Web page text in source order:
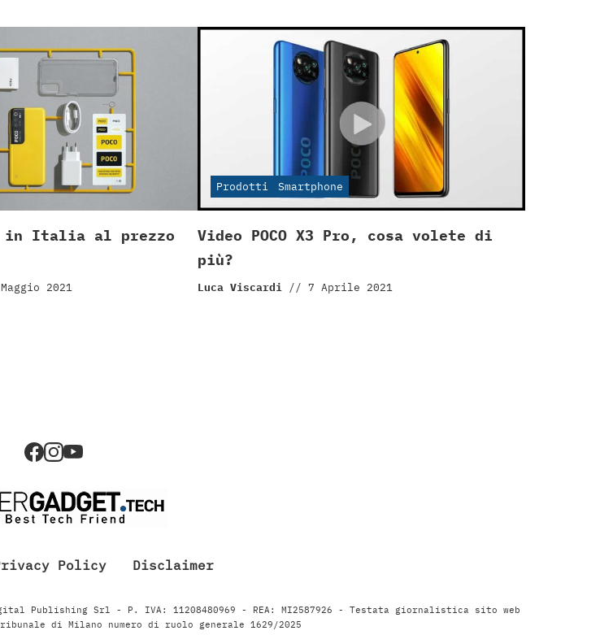
in Italia al prezzo
2021
Prodotti Smartphone
Video POCO X3 Pro, cosa volete di
più?
Luca Viscardi // 7 Aprile 2021
Policy Disclaimer
Srl - P. IVA: 11208480969 - REA: MI2587926 - Testata giornalistica sito web
di Milano numero di ruolo generale 1629/2025